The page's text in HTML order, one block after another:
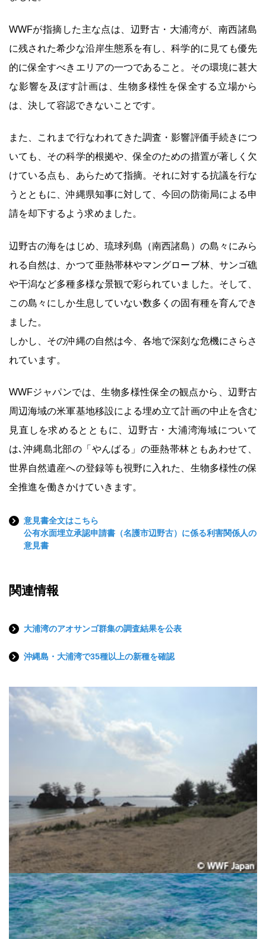
WWFが指摘した主な点は、辺野古・大浦湾が、南西諸島
に残された希少な沿岸生態系を有し、科学的に見ても優先
的に保全すべきエリアの一つであること。その環境に甚大
な影響を及ぼす計画は、生物多様性を保全する立場から
は、決して容認できないことです。
また、これまで行なわれてきた調査・影響評価手続きにつ
いても、その科学的根拠や、保全のための措置が著しく欠
けている点も、あらためて指摘。それに対する抗議を行な
うとともに、沖縄県知事に対して、今回の防衛局による申
請を却下するよう求めました。
辺野古の海をはじめ、琉球列島（南西諸島）の島々にみら
れる自然は、かつて亜熱帯林やマングローブ林、サンゴ礁
や干潟など多種多様な景観で彩られていました。そして、
この島々にしか生息していない数多くの固有種を育んでき
ました。
しかし、その沖縄の自然は今、各地で深刻な危機にさらさ
れています。
WWFジャパンでは、生物多様性保全の観点から、辺野古
周辺海域の米軍基地移設による埋め立て計画の中止を含む
見直しを求めるとともに、辺野古・大浦湾海域について
は､沖縄島北部の「やんばる」の亜熱帯林ともあわせて、
世界自然遺産への登録等も視野に入れた、生物多様性の保
全推進を働きかけていきます。
意見書全文はこちら
公有水面埋立承認申請書（名護市辺野古）に係る利害関係人の
意見書
関連情報
大浦湾のアオサンゴ群集の調査結果を公表
沖縄島・大浦湾で35種以上の新種を確認